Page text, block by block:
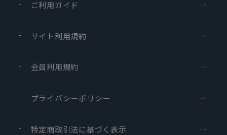
ご利用ガイド
サイト利用規約
会員利用規約
プライバシーポリシー
特定商取引法に基づく表示